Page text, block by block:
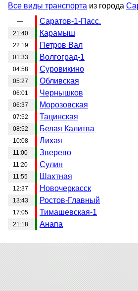
Все виды транспорта из города
— Саратов-1-Пасс.
21:40 Карамыш
22:19 Петров Вал
01:33 Волгоград-1
04:58 Суровикино
05:27 Обливская
06:01 Чернышков
06:37 Морозовская
07:52 Тацинская
08:52 Белая Калитва
10:08 Лихая
11:00 Зверево
11:20 Сулин
11:55 Шахтная
12:37 Новочеркасск
13:43 Ростов-Главный
17:05 Тимашевская-1
21:18 Анапа